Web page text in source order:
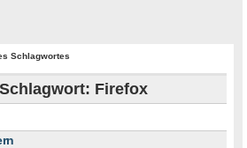
Schlagwortes
Firefox